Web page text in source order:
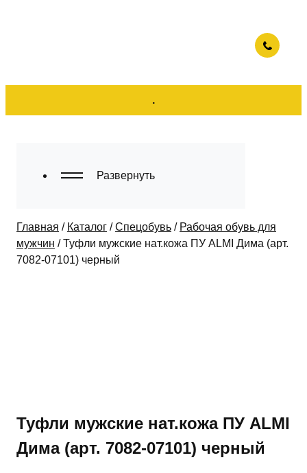
.
Главная / Каталог /Спецобувь / Рабочая обувь для
мужчин /Туфли мужские нат.кожа ПУ ALMI Дима (арт.
7082-07101) черный
Туфли мужские нат.кожа ПУ ALMI
Дима (арт. 7082-07101) черный
Развернуть